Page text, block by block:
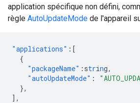
application spécifique non défini,
règle AutoUpdateMode de l'appareil
"applications" :[
{
"packageName" : string,
"autoUpdateMode" :
},
],